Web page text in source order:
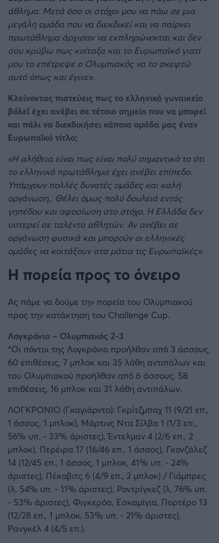
άθλημα. Μετά όσο οι στόχοι μου να πάω σε μια
μεγάλη ομάδα που να διεκδικεί και να παίρνει
πρωτάθλημα άρχισαν να εκπληρώνονται και δεν
σου κρύβω πως κοίταξα και το Ευρωπαϊκό γιατί
μου το επέτρεψε ο Ολυμπιακός να το σκεφτώ
αυτό όπως και έγινε».
Κλείνοντας πιστεύεις πως το ελληνικό γυναικείο
βόλεϊ έχει ανέβει σε τέτοιο σημείο που να μπορεί
και πάλι να διεκδικήσει κάποια ομάδα μας έναν
Ευρωπαϊκό τίτλο;
«Η αλήθεια είναι πως είναι πολύ σημαντικό το ότι
το ελληνικό πρωτάθλημα έχει ανέβει επίπεδο.
Υπάρχουν πολλές δυνατές ομάδες και καλή
οργάνωση,. Θέλει όμως πολύ δουλειά εντός
γηπέδου και αφοσίωση στο στόχο. Η Ελλάδα δεν
υστερεί σε ταλέντο αθλητών. Αν ανέβει σε
οργάνωση φυσικά και μπορούν οι ελληνικές
ομάδες να κοιτάξουν στα μάτια τις Ευρωπαϊκές».
Η πορεία προς το όνειρο
Ας πάμε να δούμε την πορεία του Ολυμπιακού
προς την κατάκτηση του Challenge Cup.
Λογκρόνιο – Ολυμπιακός 2-3
*Οι πόντοι της Λογκρόνιο προήλθαν από 3 άσσους,
60 επιθέσεις, 7 μπλοκ και 35 λάθη αντιπάλων και
του Ολυμπιακού προήλθαν από 6 άσσους, 58
επιθέσεις, 16 μπλοκ και 31 λάθη αντιπάλων.
ΛΟΓΚΡΟΝΙΟ (Γκαγιάρντο): Γκρίτζμπαχ 11 (9/21 επ.,
1 άσσος, 1 μπλοκ), Μάρτινς Ντα Σίλβα 1 (1/3 επ.,
56% υπ. - 33% άριστες), Έντελμαν 4 (2/6 επ., 2
μπλοκ), Περέιρα 17 (16/46 επ., 1 άσσος), Γκονζάλεζ
14 (12/45 επ., 1 άσσος, 1 μπλοκ, 41% υπ. - 24%
άριστες), Πέκοβιτς 6 (4/9 επ., 2 μπλοκ) / Γιάμπρες
(λ, 54% υπ. - 11% άριστες), Ροντρίγκεζ (λ, 76% υπ.
- 53% άριστες), Φιγκερόα, Εσκαμίγια, Πορτέρο 13
(12/28 επ., 1 μπλοκ, 53% υπ. - 21% άριστες),
Ρανγκέλ 4 (4/5 επ.).